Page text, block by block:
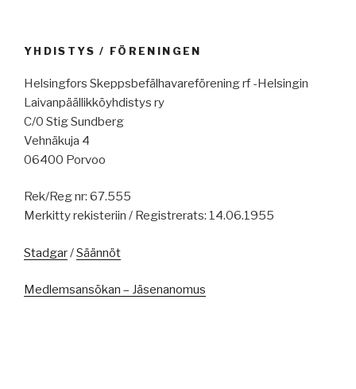
YHDISTYS / FÖRENINGEN
Helsingfors Skeppsbefälhavareförening rf -Helsingin
Laivanpäällikköyhdistys ry
C/0 Stig Sundberg
Vehnäkuja 4
06400 Porvoo
Rek/Reg nr: 67.555
Merkitty rekisteriin / Registrerats: 14.06.1955
Stadgar/Säännöt
Medlemsansökan – Jäsenanomus